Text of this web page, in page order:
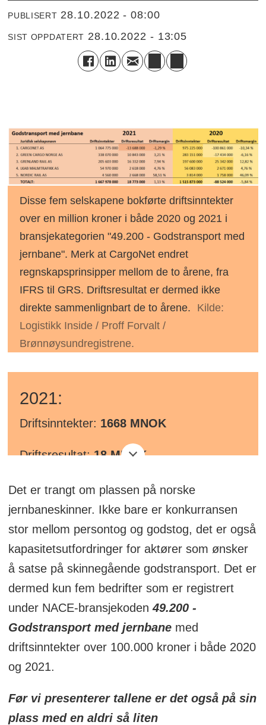
PUBLISERT 28.10.2022 - 08:00
SIST OPPDATERT 28.10.2022 - 13:05
Disse fem selskapene bokførte driftsinntekter
over en million kroner i både 2020 og 2021 i
bransjekategorien "49.200 - Godstransport med
jernbane". Merk at CargoNet endret
regnskapsprinsipper mellom de to årene, fra
IFRS til GRS. Driftsresultat er dermed ikke
direkte sammenlignbart de to årene.
Kilde:
Logistikk Inside / Proff Forvalt /
Brønnøysundregistrene.
2021:
Driftsinntekter: 1668 MNOK
Driftsresultat:18 MNOK
Driftsmargin:1,13 prosent
Resultatmargin:0,77 prosent
Ord.resultat før skatt:12,9 MNOK
Det er trangt om plassen på norske
jernbaneskinner. Ikke bare er konkurransen
stor mellom persontog og godstog, det er også
kapasitetsutfordringer for aktører som ønsker
å satse på skinnegående godstransport. Det er
dermed kun fem bedrifter som er registrert
under NACE-bransjekoden49.200 -
Godstransport med jernbanemed
driftsinntekter over 100.000 kroner i både 2020
og 2021.
Før vi presenterer tallene er det også på sin
plass med en aldri så liten